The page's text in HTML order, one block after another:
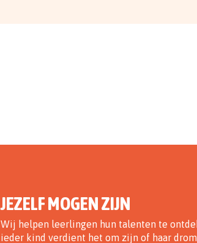
JEZELF MOGEN ZIJN
Wij helpen leerlingen hun talenten te
ieder kind verdient het om zijn of haar